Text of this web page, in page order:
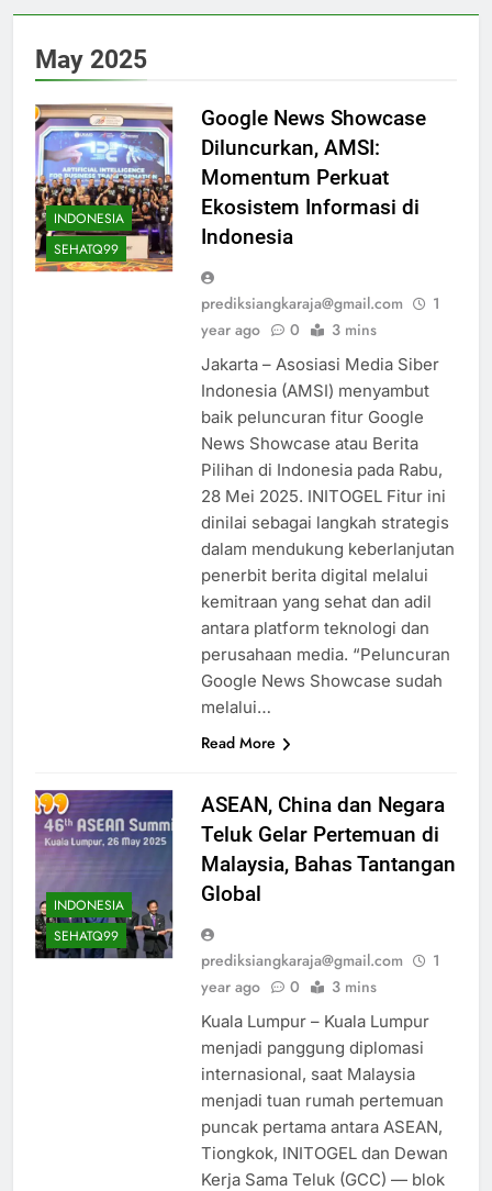
May 2025
INDONESIA
SEHATQ99
Google News Showcase
Diluncurkan, AMSI:
Momentum Perkuat
Ekosistem Informasi di
Indonesia
prediksiangkaraja@gmail.com
1
year ago
0 3 mins
Jakarta – Asosiasi Media Siber
Indonesia (AMSI) menyambut
baik peluncuran fitur Google
News Showcase atau Berita
Pilihan di Indonesia pada Rabu,
28 Mei 2025. INITOGEL Fitur ini
dinilai sebagai langkah strategis
dalam mendukung keberlanjutan
penerbit berita digital melalui
kemitraan yang sehat dan adil
antara platform teknologi dan
perusahaan media. “Peluncuran
Google News Showcase sudah
melalui…
Read More
INDONESIA
SEHATQ99
ASEAN, China dan Negara
Teluk Gelar Pertemuan di
Malaysia, Bahas Tantangan
Global
prediksiangkaraja@gmail.com
1
year ago
0 3 mins
Kuala Lumpur – Kuala Lumpur
menjadi panggung diplomasi
internasional, saat Malaysia
menjadi tuan rumah pertemuan
puncak pertama antara ASEAN,
Tiongkok, INITOGEL dan Dewan
Kerja Sama Teluk (GCC) — blok